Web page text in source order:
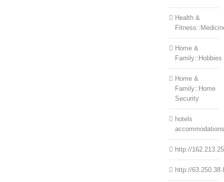
Health &
Home &
Family::Hobbies
Home &
Family::Home
Security
hotels
accommodations
http://
http://